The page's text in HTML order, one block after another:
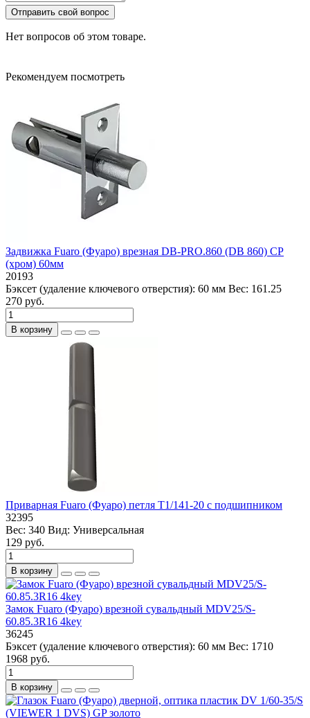
Отправить свой вопрос
Нет вопросов об этом товаре.
Рекомендуем посмотреть
Задвижка Fuaro (Фуаро) врезная DB-PRO.860 (DB 860) CP
(хром) 60мм
20193
Бэксет (удаление ключевого отверстия): 60 мм Вес: 161.25
270 руб.
В корзину
Приварная Fuaro (Фуаро) петля T1/141-20 с подшипником
32395
Вес: 340 Вид: Универсальная
129 руб.
В корзину
Замок Fuaro (Фуаро) врезной сувальдный MDV25/S-
60.85.3R16 4key
36245
Бэксет (удаление ключевого отверстия): 60 мм Вес: 1710
1968 руб.
В корзину